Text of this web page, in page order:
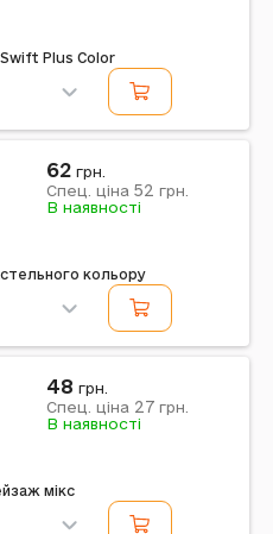
Plus Color
кольору
Папір, клей | Розмір:
62 грн.
Спец. ціна 52 грн.
В наявності
мікс
48 грн.
Спец. ціна 27 грн.
В наявності